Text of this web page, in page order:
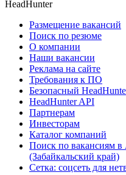
HeadHunter
Размещение вакансий
Поиск по резюме
О компании
Наши вакансии
Реклама на сайте
Требования к ПО
Безопасный
HeadHunter API
Партнерам
Инвесторам
Каталог компаний
Поиск по вакансиям в
(Забайкальский край)
Сетка: соцсеть для